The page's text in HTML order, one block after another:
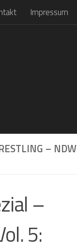
Impressum
– NDW
–
5: